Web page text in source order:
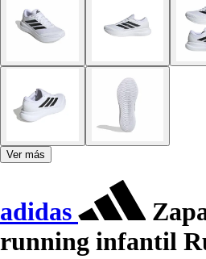
Ver más
adidas
running infantil